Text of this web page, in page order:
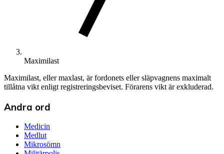
Maximilast
Maximilast, eller maxlast, är fordonets eller släpvagnens maximalt
tillåtna vikt enligt registreringsbeviset. Förarens vikt är exkluderad.
Andra ord
Medicin
Medlut
Mikrosömn